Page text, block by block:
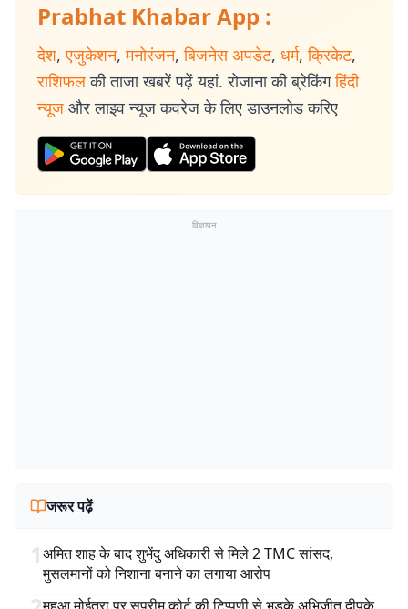
Prabhat Khabar App :
देश, एजुकेशन, मनोरंजन, बिजनेस अपडेट, धर्म, क्रिकेट,
राशिफल की ताजा खबरें पढ़ें यहां. रोजाना की ब्रेकिंग हिंदी
न्यूज और लाइव न्यूज कवरेज के लिए डाउनलोड करिए
विज्ञापन
जरूर पढ़ें
1अमित शाह के बाद शुभेंदु अधिकारी से मिले 2 TMC सांसद,
मुसलमानों को निशाना बनाने का लगाया आरोप